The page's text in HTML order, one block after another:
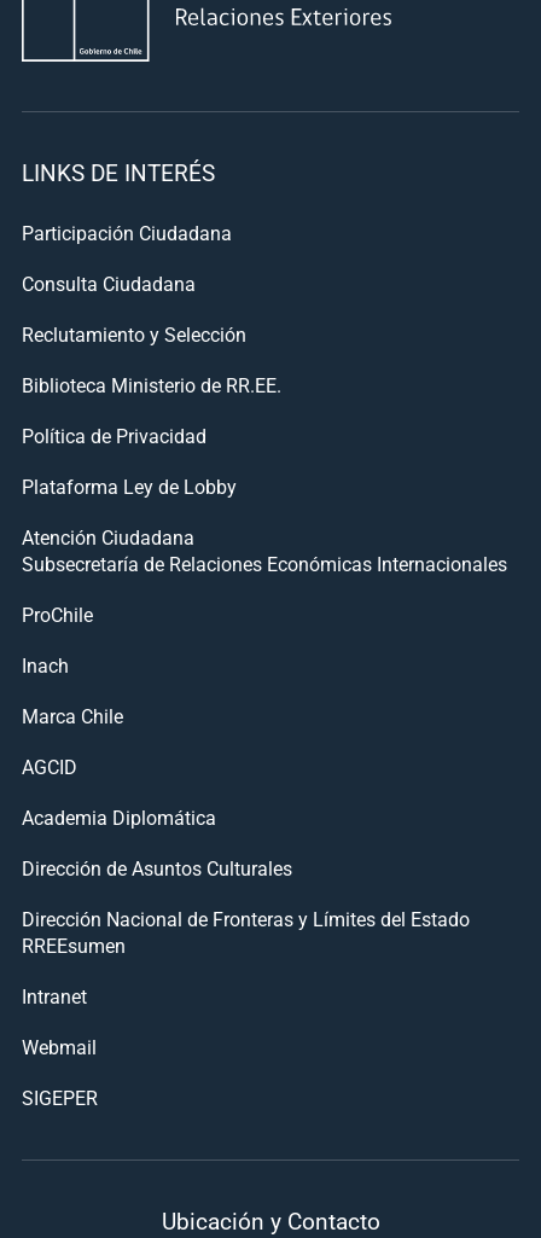
LINKS DE INTERÉS
Participación Ciudadana
Consulta Ciudadana
Reclutamiento y Selección
Biblioteca Ministerio de RR.EE.
Política de Privacidad
Plataforma Ley de Lobby
Atención Ciudadana
Subsecretaría de Relaciones Económicas Internacionales
ProChile
Inach
Marca Chile
AGCID
Academia Diplomática
Dirección de Asuntos Culturales
Dirección Nacional de Fronteras y Límites del Estado
RREEsumen
Intranet
Webmail
SIGEPER
Ubicación y Contacto